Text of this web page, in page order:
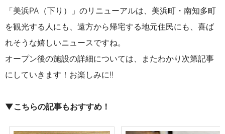
「美浜PA（下り）」のリニューアルは、美浜町・南知多町
を観光する人にも、遠方から帰宅する地元住民にも、喜ば
れそうな嬉しいニュースですね。
オープン後の施設の詳細については、またわかり次第記事
にしていきます！お楽しみに!!
▼こちらの記事もおすすめ！